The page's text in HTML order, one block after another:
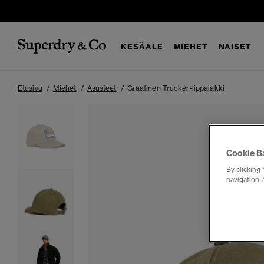
KESÄALE MIEHET NAISET
Etusivu Miehet Asusteet Graafinen Trucker-lippalakki
Cookie
By clicking
navigation,